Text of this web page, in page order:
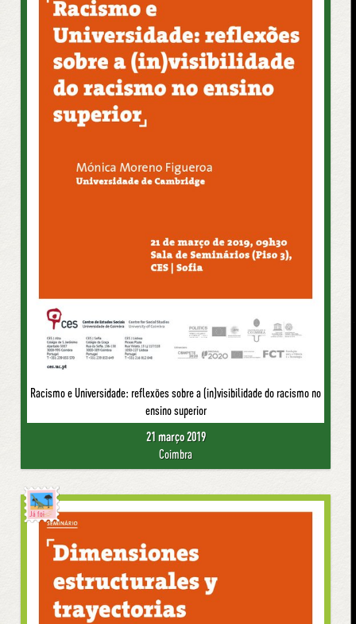
Racismo e Universidade: reflexões sobre a (in)visibilidade do racismo no
ensino superior
21 março 2019
Coimbra
Já foi